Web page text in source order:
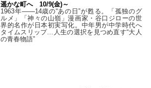
遥かな町へ 10/9(金)～
1963年――14歳の“あの日”が甦る。「孤独のグ
ルメ」「神々の山嶺」漫画家・谷口ジローの世
界的名作が日本初実写化。中年男が中学時代へ
タイムスリップ…人生の選択を見つめ直す“大人
の青春物語”